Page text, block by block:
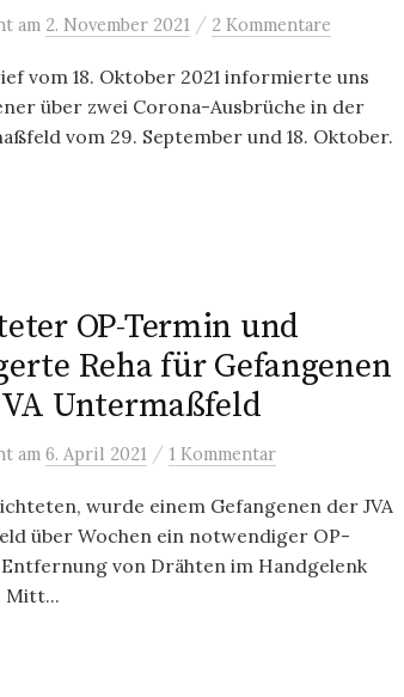
am 2. November 2021 / 2 Kommentare
vom 18. Oktober 2021 informierte uns
über zwei Corona-Ausbrüche in der
vom 29. September und 18. Oktober.
OP-Termin und
Reha für Gefangenen
Untermaßfeld
am 6. April 2021 / 1 Kommentar
wurde einem Gefangenen der JVA
über Wochen ein notwendiger OP-
von Drähten im Handgelenk
Mitt...